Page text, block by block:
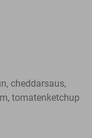
cheddarsaus,
tomatenketchup